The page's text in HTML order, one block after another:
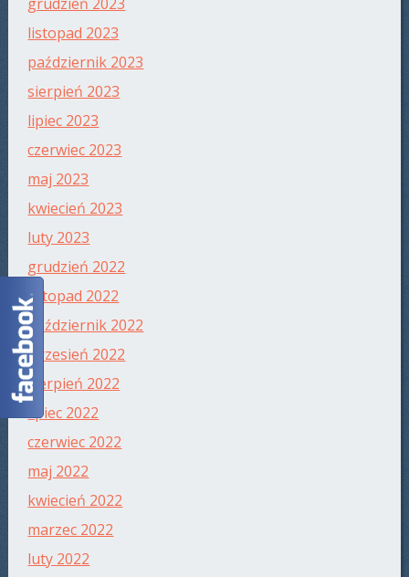
listopad 2023
październik 2023
sierpień 2023
lipiec 2023
czerwiec 2023
maj 2023
kwiecień 2023
luty 2023
grudzień 2022
listopad 2022
październik 2022
wrzesień 2022
sierpień 2022
lipiec 2022
czerwiec 2022
maj 2022
kwiecień 2022
marzec 2022
luty 2022